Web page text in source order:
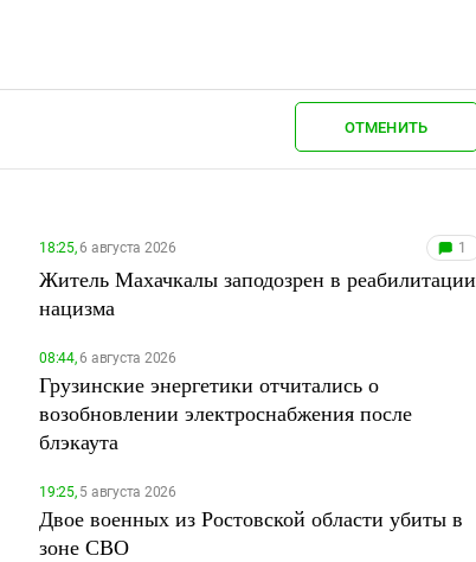
ОТМЕНИТЬ
18:25,6 августа 2026 1
Житель Махачкалы заподозрен в реабилитации
нацизма
08:44,6 августа 2026
Грузинские энергетики отчитались о
возобновлении электроснабжения после
блэкаута
19:25,5 августа 2026
Двое военных из Ростовской области убиты в
зоне СВО